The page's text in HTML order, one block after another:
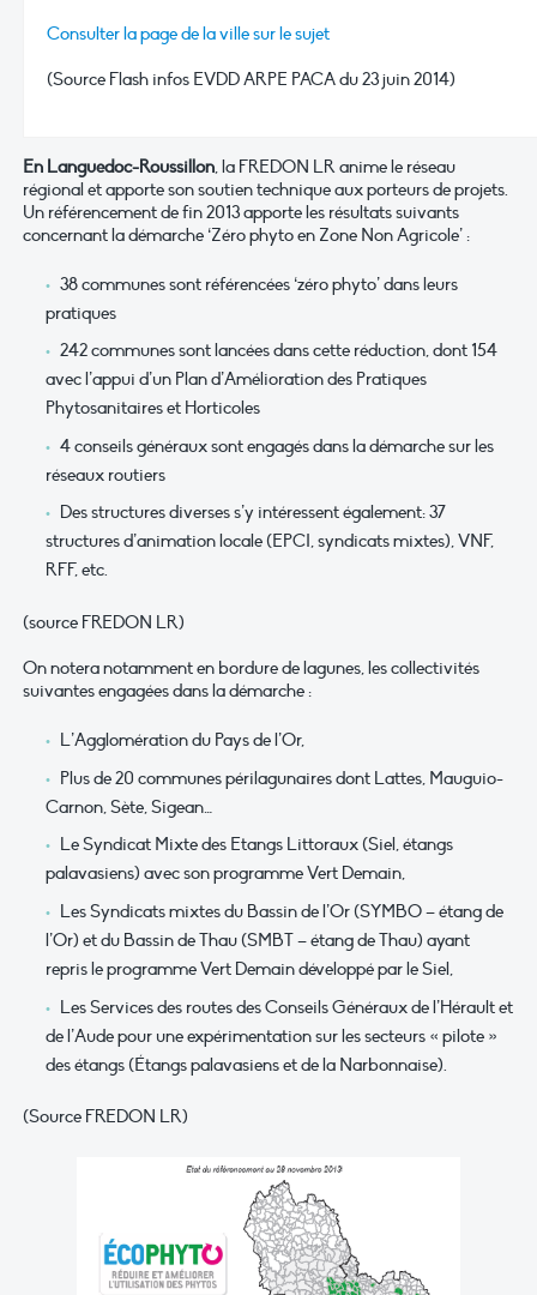
Consulter la page de la ville sur le sujet
(Source Flash infos EVDD ARPE PACA du 23 juin 2014)
En Languedoc-Roussillon, la FREDON LR anime le réseau
régional et apporte son soutien technique aux porteurs de projets.
Un référencement de fin 2013 apporte les résultats suivants
concernant la démarche ‘Zéro phyto en Zone Non Agricole’ :
38 communes sont référencées ‘zéro phyto’ dans leurs
pratiques
242 communes sont lancées dans cette réduction, dont 154
avec l’appui d’un Plan d’Amélioration des Pratiques
Phytosanitaires et Horticoles
4 conseils généraux sont engagés dans la démarche sur les
réseaux routiers
Des structures diverses s’y intéressent également: 37
structures d’animation locale (EPCI, syndicats mixtes), VNF,
RFF, etc.
(source FREDON LR)
On notera notamment en bordure de lagunes, les collectivités
suivantes engagées dans la démarche :
L’Agglomération du Pays de l’Or,
Plus de 20 communes périlagunaires dont Lattes, Mauguio-
Carnon, Sète, Sigean…
Le Syndicat Mixte des Etangs Littoraux (Siel, étangs
palavasiens) avec son programme Vert Demain,
Les Syndicats mixtes du Bassin de l’Or (SYMBO – étang de
l’Or) et du Bassin de Thau (SMBT – étang de Thau) ayant
repris le programme Vert Demain développé par le Siel,
Les Services des routes des Conseils Généraux de l’Hérault et
de l’Aude pour une expérimentation sur les secteurs « pilote »
des étangs (Étangs palavasiens et de la Narbonnaise).
(Source FREDON LR)